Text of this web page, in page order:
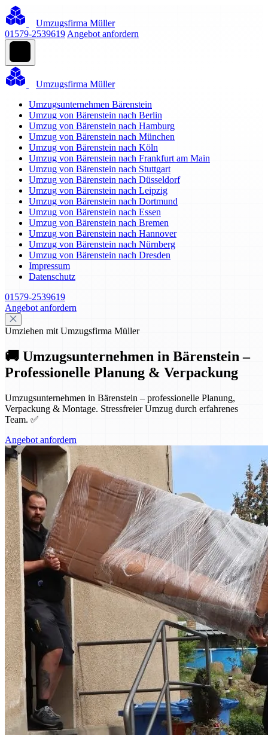
Umzugsfirma Müller
01579-2539619 Angebot anfordern
Umzugsfirma Müller
Umzugsunternehmen Bärenstein
Umzug von Bärenstein nach Berlin
Umzug von Bärenstein nach Hamburg
Umzug von Bärenstein nach München
Umzug von Bärenstein nach Köln
Umzug von Bärenstein nach Frankfurt am Main
Umzug von Bärenstein nach Stuttgart
Umzug von Bärenstein nach Düsseldorf
Umzug von Bärenstein nach Leipzig
Umzug von Bärenstein nach Dortmund
Umzug von Bärenstein nach Essen
Umzug von Bärenstein nach Bremen
Umzug von Bärenstein nach Hannover
Umzug von Bärenstein nach Nürnberg
Umzug von Bärenstein nach Dresden
Impressum
Datenschutz
01579-2539619
Angebot anfordern
Umziehen mit Umzugsfirma Müller
🚚 Umzugsunternehmen in Bärenstein –
Professionelle Planung & Verpackung
Umzugsunternehmen in Bärenstein – professionelle Planung,
Verpackung & Montage. Stressfreier Umzug durch erfahrenes
Team. ✅
Angebot anfordern